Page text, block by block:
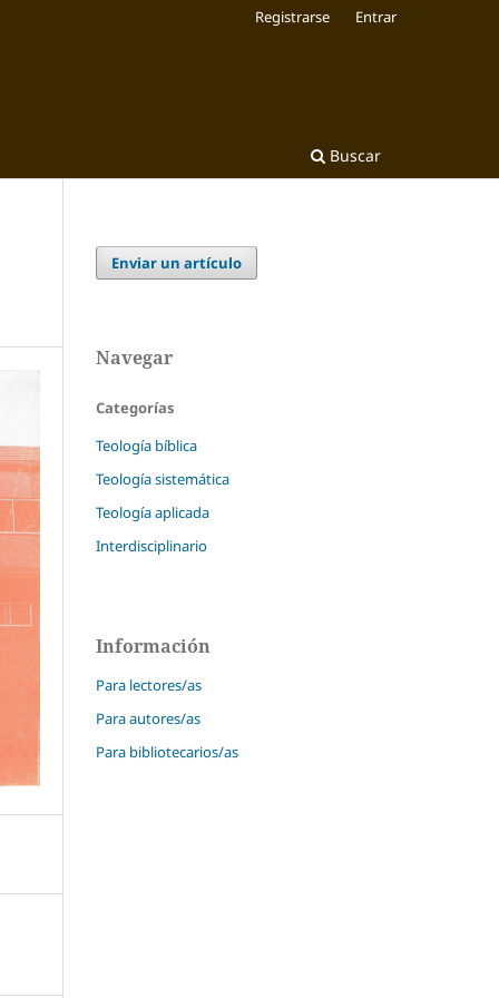
Buscar
Registrarse Entrar
Enviar un artículo
Navegar
Categorías
Teología bíblica
Teología sistemática
Teología aplicada
Interdisciplinario
Información
Para lectores/as
Para autores/as
Para bibliotecarios/as